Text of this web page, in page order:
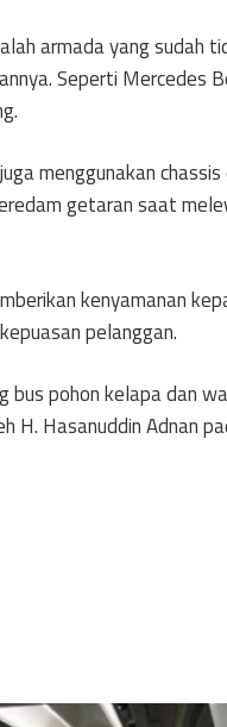
armada yang sudah
Seperti Mercedes
menggunakan
getaran saat
kenyamanan
pelanggan.
bus pohon kelapa dan
H. Hasanuddin Adnan